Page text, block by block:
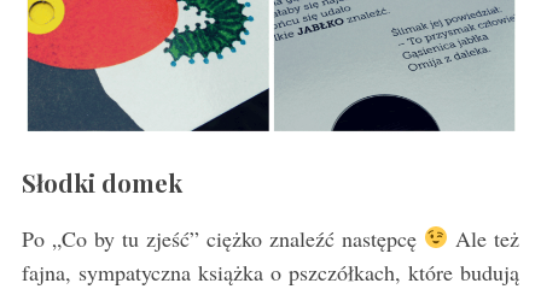
Słodki domek
Po „Co by tu zjeść” ciężko znaleźć następcę
Ale też
fajna, sympatyczna książka o pszczółkach, które budują